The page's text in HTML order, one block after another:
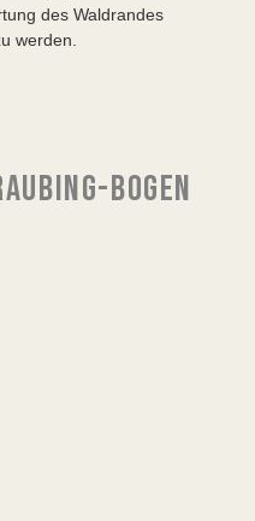
des Waldrandes
werden.
BOGEN